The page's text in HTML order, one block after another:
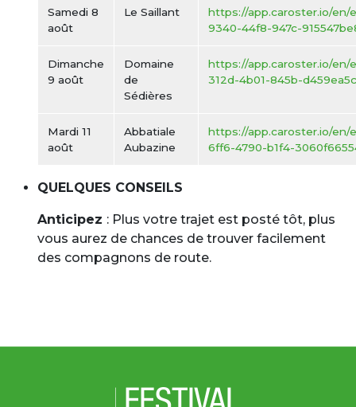
Samedi 8
août
Le Saillant
https://app.caroster.io/en/
9340-44f8-947c-
Dimanche
9 août
Domaine
de
Sédières
https://app.caroster.io/en/
312d-4b01-845b-
Mardi 11
août
Abbatiale
Aubazine
https://app.caroster.io/en/
6ff6-4790-b1f4-
QUELQUES CONSEILS
Anticipez : Plus votre trajet est posté tôt, plus
vous aurez de chances de trouver facilement
des compagnons de route.